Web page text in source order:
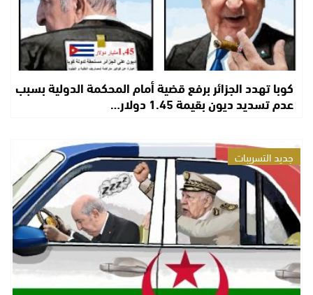
كوبا تهدد الجزائر برفع قضية أمام المحكمة الدولية بسبب
عدم تسديد ديون بقيمة 1.45 دولار…
جديد التسريبات